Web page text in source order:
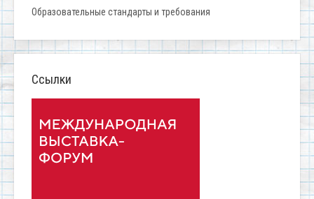
Образовательные стандарты и требования
Ссылки